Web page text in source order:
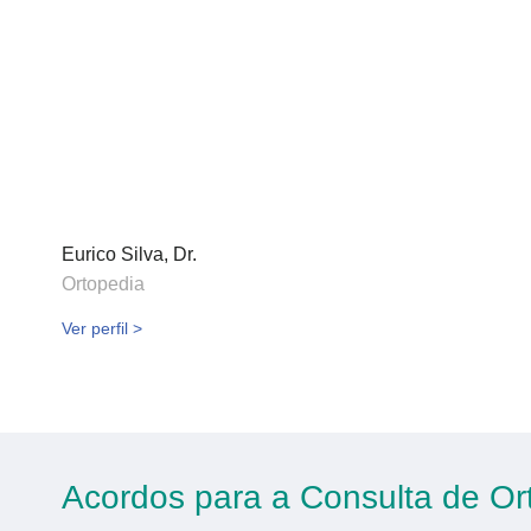
Eurico Silva, Dr.
Ortopedia
Ver perfil >
Acordos para a Consulta de